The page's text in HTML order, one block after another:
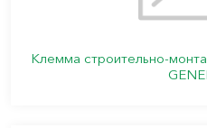
Клемма строительно-